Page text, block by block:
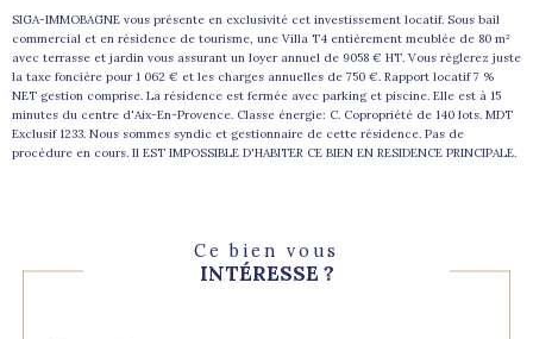
SIGA-IMMOBAGNE vous présente en exclusivité cet investissement locatif. Sous bail
commercial et en résidence de tourisme, une Villa T4 entièrement meublée de 80 m²
avec terrasse et jardin vous assurant un loyer annuel de 9058 € HT. Vous règlerez juste
la taxe foncière pour 1 062 € et les charges annuelles de 750 €. Rapport locatif 7 %
NET gestion comprise. La résidence est fermée avec parking et piscine. Elle est à 15
minutes du centre d'Aix-En-Provence. Classe énergie: C. Copropriété de 140 lots. MDT
Exclusif 1233. Nous sommes syndic et gestionnaire de cette résidence. Pas de
procédure en cours. Il EST IMPOSSIBLE D'HABITER CE BIEN EN RESIDENCE PRINCIPALE.
Ce bien vous
INTÉRESSE ?